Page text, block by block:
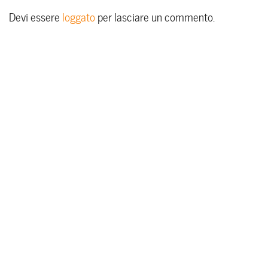
Devi essere loggatoper lasciare un commento.